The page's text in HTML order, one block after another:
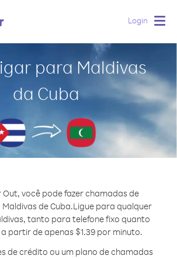
Login
para Maldivas
da Cuba
Out, você pode fazer chamadas de
de Cuba.Ligue para qualquer
tanto para telefone fixo quanto
partir de apenas $1.39 por minuto.
de crédito ou um plano de chamadas